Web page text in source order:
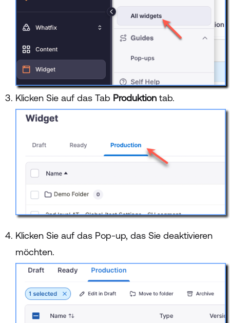
Klicken Sie auf das Tab Produktion tab.
Klicken Sie auf das Pop-up, das Sie deaktivieren
möchten.